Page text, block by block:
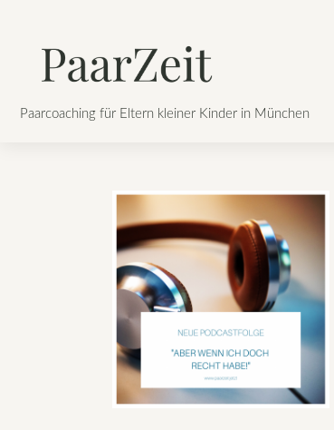
content
Paarcoaching für Eltern kleiner Kinder in München